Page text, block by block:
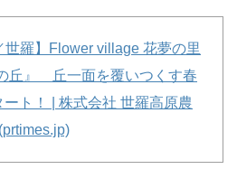
世羅】Flower village 花夢の里
丘』 丘一面を覆いつくす春
ト！ | 株式会社 世羅高原農